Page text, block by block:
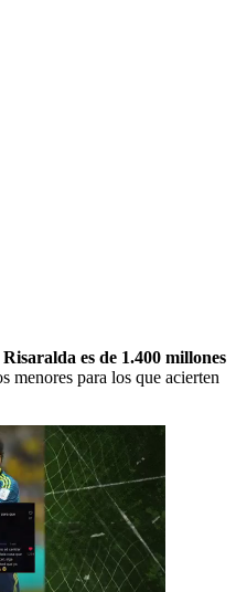
es de 1.400 millones
menores para los que acierten